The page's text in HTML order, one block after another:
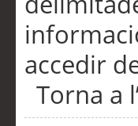
accedir
Torna a